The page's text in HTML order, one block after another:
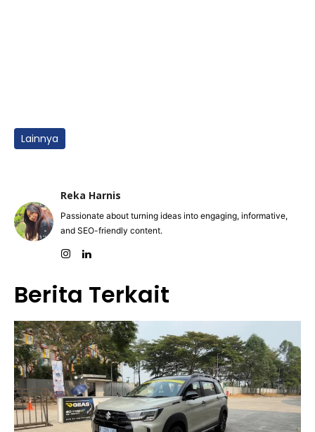
Lainnya
Reka Harnis
Passionate about turning ideas into engaging, informative,
and SEO-friendly content.
Berita Terkait